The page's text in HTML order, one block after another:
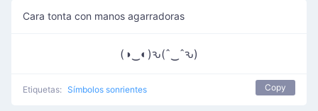
Cara tonta con manos agarradoras
(◑‿◐)ԅ(ˆ‿ˆԅ)
Etiquetas: Símbolos sonrientes Copy